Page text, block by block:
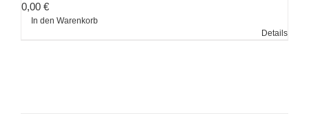
0,00 €
In den Warenkorb
Details